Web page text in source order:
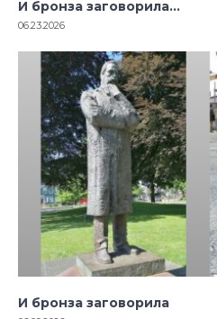
И бронза заговорила…
06.23.2026
И бронза заговорила